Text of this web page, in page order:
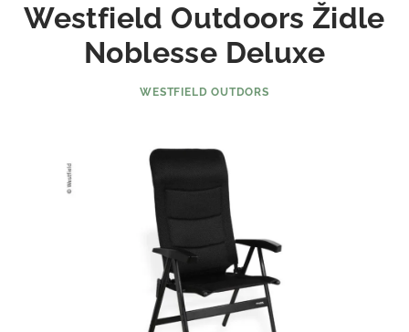
Westfield Outdoors Židle
Noblesse Deluxe
WESTFIELD OUTDORS